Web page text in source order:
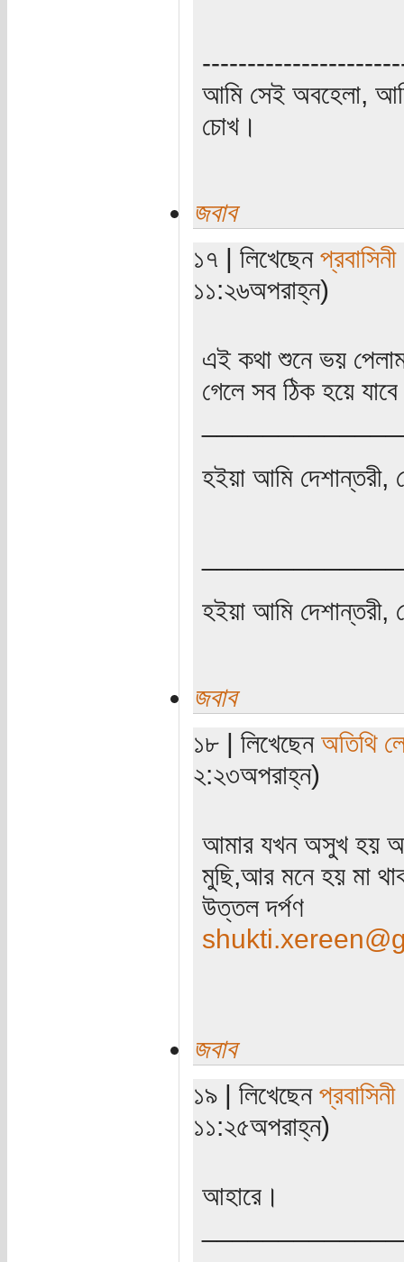
আমি সেই অবহেলা,
চোখ।
জবাব
১৭ | লিখেছেন প্রবাসিনী
১১:২৬অপরাহ্ন)
এই কথা শুনে ভয়
গেলে সব ঠিক হয়ে
হইয়া আমি দেশান্তরী,
হইয়া আমি দেশান্তরী,
জবাব
১৮ | লিখেছেন অতিথি
২:২৩অপরাহ্ন)
আমার যখন অসুখ হয়
মুছি,আর মনে হয় মা
উত্তল দর্পণ
জবাব
১৯ | লিখেছেন প্রবাসিনী
১১:২৫অপরাহ্ন)
আহারে।